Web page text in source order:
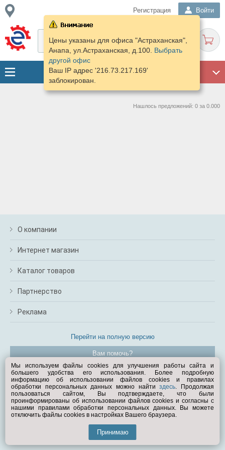
Регистрация Войти
Цены указаны для офиса "Астраханская",
Анапа, ул.Астраханская, д.100. Выбрать
другой офис
Ваш IP адрес '216.73.217.169'
заблокирован.
Нашлось предложений: 0 за 0.000
О компании
Интернет магазин
Каталог товаров
Партнерство
Реклама
Перейти на полную версию
Вам помочь?
© Exist.ru 1998—2026
Мы используем файлы cookies для улучшения работы сайта и
большего удобства его использования. Более подробную
информацию об использовании файлов cookies и правилах
обработки персональных данных можно найтиздесь. Продолжая
пользоваться сайтом, Вы подтверждаете, что были
проинформированы об использовании файлов cookies и согласны с
нашими правилами обработки персональных данных. Вы можете
отключить файлы cookies в настройках Вашего браузера.
Принимаю